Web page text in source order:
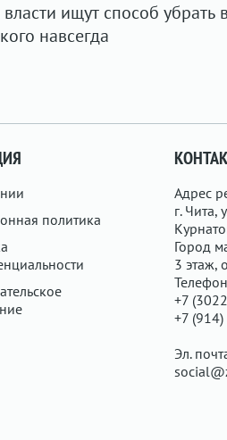
ищут способ убрать
навсегда
политика
Адрес
г. Чита,
Город
3 этаж,
+7
+7
Эл.